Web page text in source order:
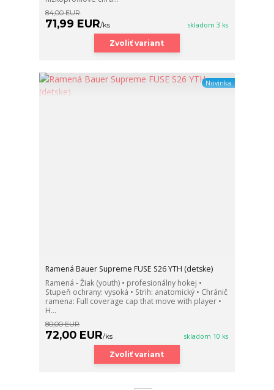
84,00 EUR
71,99 EUR/ks skladom 3 ks
Zvoliť variant
Novinka
Ramená Bauer Supreme FUSE S26 YTH (detske)
Ramená - Žiak (youth) • profesionálny hokej •
Stupeň ochrany: vysoká • Strih: anatomický • Chránič
ramena: Full coverage cap that move with player •
H...
80,00 EUR
72,00 EUR/ks skladom 10 ks
Zvoliť variant